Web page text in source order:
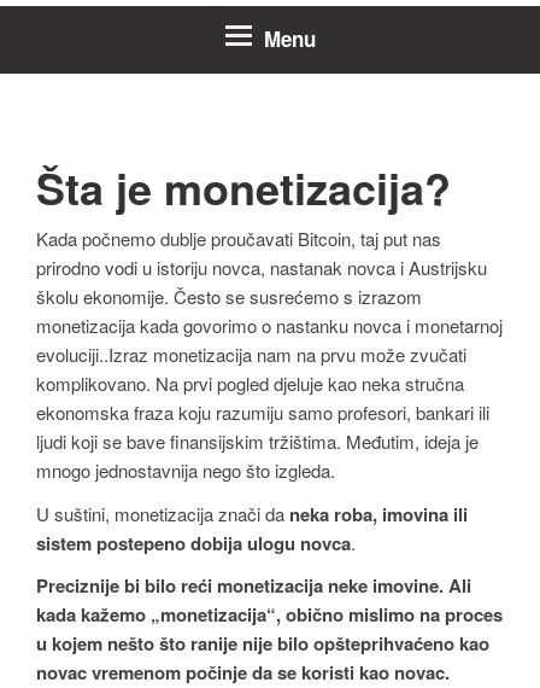
Menu
Šta je monetizacija?
Kada počnemo dublje proučavati Bitcoin, taj put nas
prirodno vodi u istoriju novca, nastanak novca i Austrijsku
školu ekonomije. Često se susrećemo s izrazom
monetizacija kada govorimo o nastanku novca i monetarnoj
evoluciji..Izraz monetizacija nam na prvu može zvučati
komplikovano. Na prvi pogled djeluje kao neka stručna
ekonomska fraza koju razumiju samo profesori, bankari ili
ljudi koji se bave finansijskim tržištima. Međutim, ideja je
mnogo jednostavnija nego što izgleda.
U suštini, monetizacija znači da neka roba, imovina ili
sistem postepeno dobija ulogu novca.
Preciznije bi bilo reći monetizacija neke imovine. Ali
kada kažemo „monetizacija“, obično mislimo na proces
u kojem nešto što ranije nije bilo opšteprihvaćeno kao
novac vremenom počinje da se koristi kao novac.